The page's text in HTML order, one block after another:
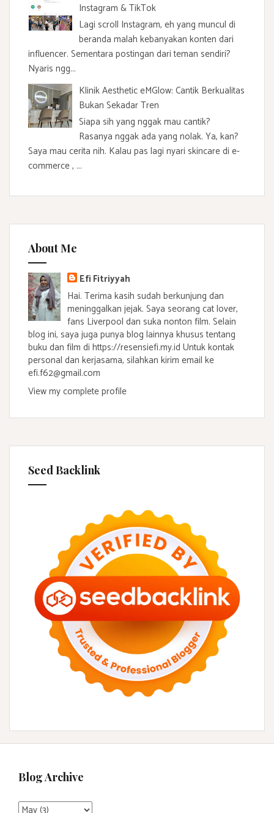
Instagram & TikTok
Lagi scroll Instagram, eh yang muncul di
beranda malah kebanyakan konten dari
influencer. Sementara postingan dari teman sendiri?
Nyaris ngg...
Klinik Aesthetic eMGlow: Cantik Berkualitas
Bukan Sekadar Tren
Siapa sih yang nggak mau cantik?
Rasanya nggak ada yang nolak. Ya, kan?
Saya mau cerita nih. Kalau pas lagi nyari skincare di e-
commerce , ...
About Me
Efi Fitriyyah
Hai. Terima kasih sudah berkunjung dan
meninggalkan jejak. Saya seorang cat lover,
fans Liverpool dan suka nonton film. Selain
blog ini, saya juga punya blog lainnya khusus tentang
buku dan film di https://resensiefi.my.id Untuk kontak
personal dan kerjasama, silahkan kirim email ke
efi.f62@gmail.com
View my complete profile
Seed Backlink
Blog Archive